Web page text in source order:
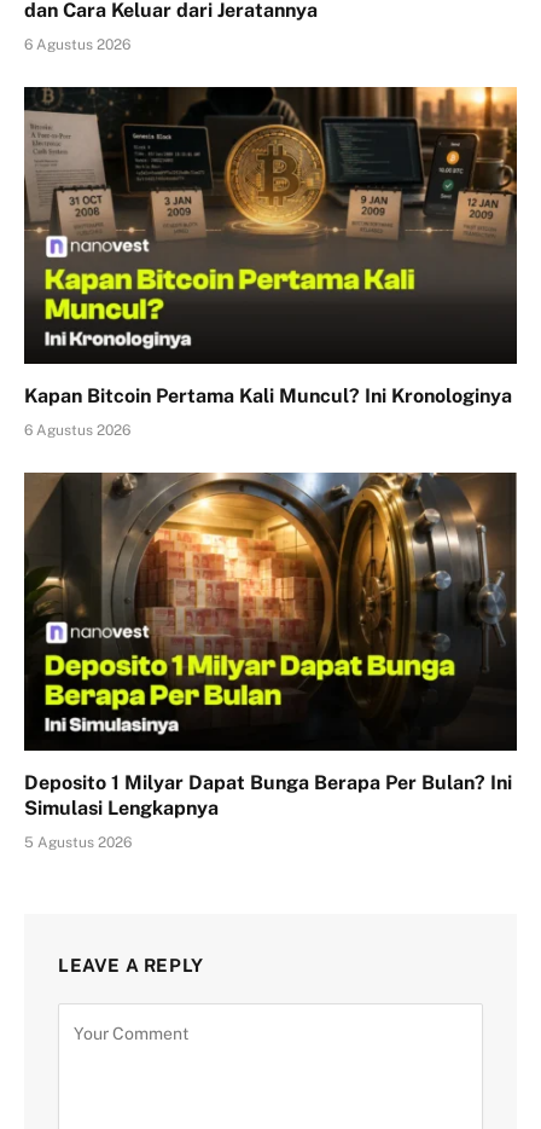
dan Cara Keluar dari Jeratannya
6 Agustus 2026
Kapan Bitcoin Pertama Kali Muncul? Ini Kronologinya
6 Agustus 2026
Deposito 1 Milyar Dapat Bunga Berapa Per Bulan? Ini
Simulasi Lengkapnya
5 Agustus 2026
LEAVE A REPLY